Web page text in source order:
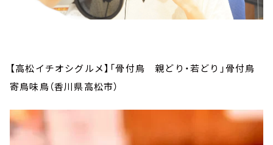
【高松イチオシグルメ】「骨付鳥 親どり・若どり」骨付鳥
寄鳥味鳥（香川県高松市）